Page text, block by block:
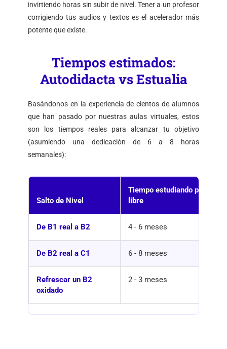
invirtiendo horas sin subir de nivel. Tener a un profesor
corrigiendo tus audios y textos es el acelerador más
potente que existe.
Tiempos estimados:
Autodidacta vs Estualia
Basándonos en la experiencia de cientos de alumnos
que han pasado por nuestras aulas virtuales, estos
son los tiempos reales para alcanzar tu objetivo
(asumiendo una dedicación de 6 a 8 horas
semanales):
Salto de Nivel
Tiempo estudiando por
libre
De B1 real a B2 4 - 6 meses
De B2 real a C1 6 - 8 meses
Refrescar un B2
oxidado
2 - 3 meses